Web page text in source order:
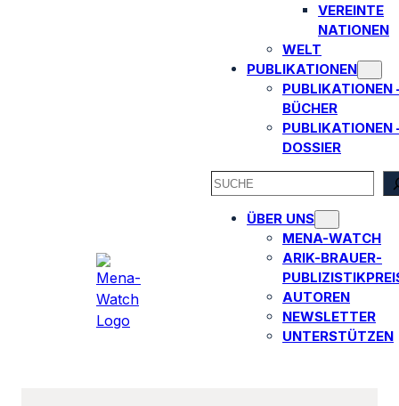
VEREINTE
NATIONEN
WELT
PUBLIKATIONEN
PUBLIKATIONEN
BÜCHER
PUBLIKATIONEN
DOSSIER
SEARCH
ÜBER UNS
MENA-WATCH
ARIK-BRAUER-
AUTOREN​
NEWSLETTER
UNTERSTÜTZEN